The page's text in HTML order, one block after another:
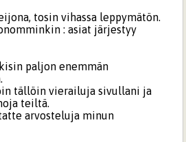
tosin vihassa leppymätön.
: asiat järjestyy
paljon enemmän
tällöin vierailuja sivullani ja
teiltä.
arvosteluja minun